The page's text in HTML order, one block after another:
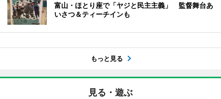
富山・ほとり座で「ヤジと民主主義」 監督舞台あ
いさつ＆ティーチインも
もっと見る
見る・遊ぶ